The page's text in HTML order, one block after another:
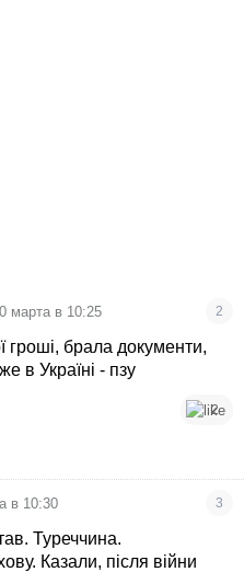
марта в 10:25 2
гроші, брала документи,
в Україні - пзу
2
в 10:30 3
Туреччина.
Казали, після війни